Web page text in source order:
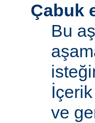
Çabuk
Bu
ve